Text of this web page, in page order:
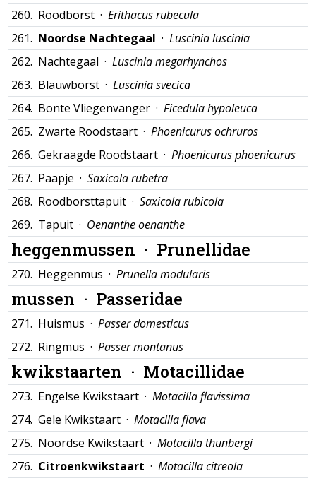
260. Roodborst · Erithacus rubecula
261. Noordse Nachtegaal · Luscinia luscinia
262. Nachtegaal · Luscinia megarhynchos
263. Blauwborst · Luscinia svecica
264. Bonte Vliegenvanger · Ficedula hypoleuca
265. Zwarte Roodstaart · Phoenicurus ochruros
266. Gekraagde Roodstaart · Phoenicurus phoenicurus
267. Paapje · Saxicola rubetra
268. Roodborsttapuit · Saxicola rubicola
269. Tapuit · Oenanthe oenanthe
heggenmussen · Prunellidae
270. Heggenmus · Prunella modularis
mussen · Passeridae
271. Huismus · Passer domesticus
272. Ringmus · Passer montanus
kwikstaarten · Motacillidae
273. Engelse Kwikstaart · Motacilla flavissima
274. Gele Kwikstaart · Motacilla flava
275. Noordse Kwikstaart · Motacilla thunbergi
276. Citroenkwikstaart · Motacilla citreola